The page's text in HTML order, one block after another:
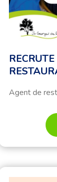
Agent de